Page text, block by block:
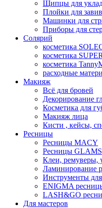
Щипцы для
Плойки для
Машинки для
Приборы для
Солярий
косметика
косметика
косметика
расходные
Макияж
Всё для бровей
Декорирование
Косметика для
Макияж лица
Кисти , кейсы,
Ресницы
Ресницы MACY
Ресницы GLAMS
Клеи, ремуверы,
Ламинирование
Инструменты
ENIGMA
LASH&GO
Для мастеров